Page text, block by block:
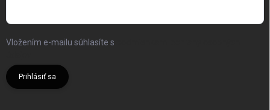
Vložením e-mailu súhlasíte s
Prihlásiť sa